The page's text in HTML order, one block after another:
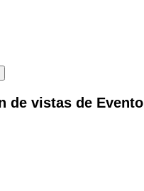
de vistas de Evento